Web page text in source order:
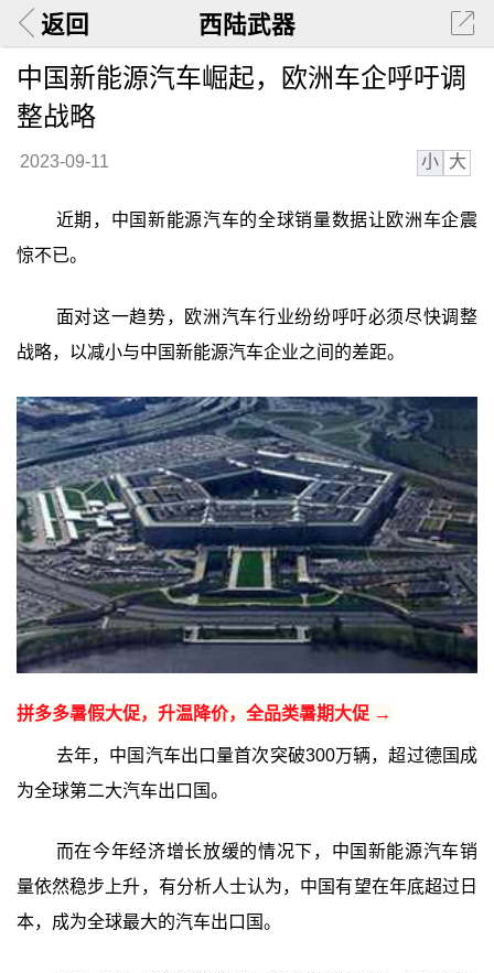
返回 西陆武器
中国新能源汽车崛起，欧洲车企呼吁调
整战略
2023-09-11 小 大
近期，中国新能源汽车的全球销量数据让欧洲车企震
惊不已。
面对这一趋势，欧洲汽车行业纷纷呼吁必须尽快调整
战略，以减小与中国新能源汽车企业之间的差距。
拼多多暑假大促，升温降价，全品类暑期大促 →
去年，中国汽车出口量首次突破300万辆，超过德国成
为全球第二大汽车出口国。
而在今年经济增长放缓的情况下，中国新能源汽车销
量依然稳步上升，有分析人士认为，中国有望在年底超过日
本，成为全球最大的汽车出口国。